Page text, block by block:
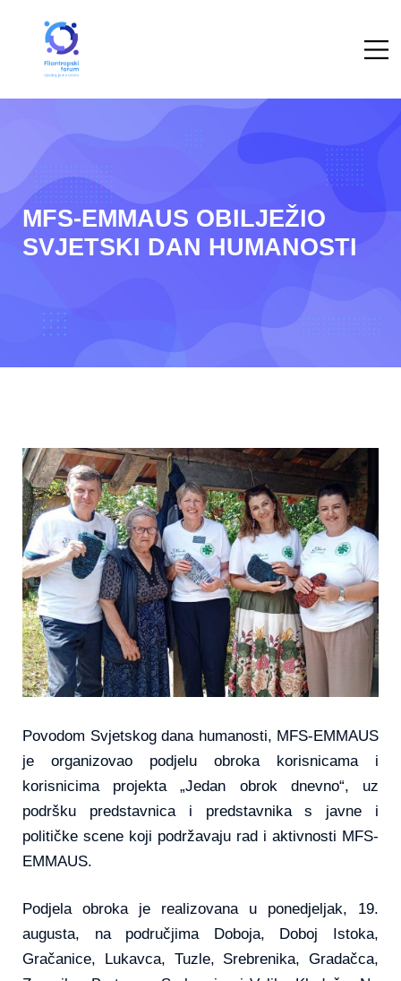
MFS-EMMAUS OBILJEŽIO
SVJETSKI DAN HUMANOSTI
Povodom Svjetskog dana humanosti, MFS-EMMAUS
je organizovao podjelu obroka korisnicama i
korisnicima projekta „Jedan obrok dnevno“, uz
podršku predstavnica i predstavnika s javne i
političke scene koji podržavaju rad i aktivnosti MFS-
EMMAUS.
Podjela obroka je realizovana u ponedjeljak, 19.
augusta, na područjima Doboja, Doboj Istoka,
Gračanice, Lukavca, Tuzle, Srebrenika, Gradačca,